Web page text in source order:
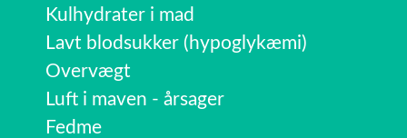
Kulhydrater i mad
Lavt blodsukker (hypoglykæmi)
Overvægt
Luft i maven - årsager
Fedme